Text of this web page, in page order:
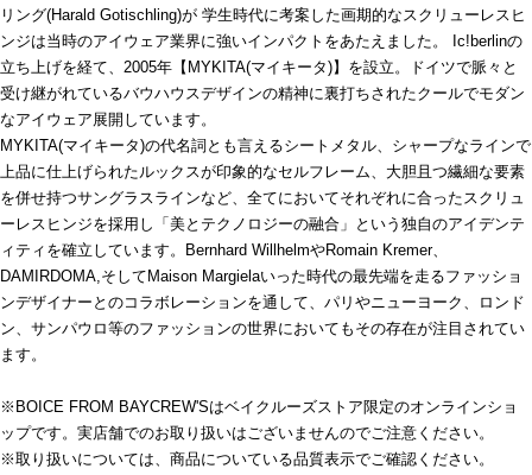
リング(Harald Gotischling)が 学生時代に考案した画期的なスクリューレスヒ
ンジは当時のアイウェア業界に強いインパクトをあたえました。 Ic!berlinの
立ち上げを経て、2005年【MYKITA(マイキータ)】を設立。ドイツで脈々と
受け継がれているバウハウスデザインの精神に裏打ちされたクールでモダン
なアイウェア展開しています。
MYKITA(マイキータ)の代名詞とも言えるシートメタル、シャープなラインで
上品に仕上げられたルックスが印象的なセルフレーム、大胆且つ繊細な要素
を併せ持つサングラスラインなど、全てにおいてそれぞれに合ったスクリュ
ーレスヒンジを採用し「美とテクノロジーの融合」という独自のアイデンテ
ィティを確立しています。Bernhard WillhelmやRomain Kremer、
DAMIRDOMA,そしてMaison Margielaいった時代の最先端を走るファッショ
ンデザイナーとのコラボレーションを通して、パリやニューヨーク、ロンド
ン、サンパウロ等のファッションの世界においてもその存在が注目されてい
ます。
※BOICE FROM BAYCREW'Sはベイクルーズストア限定のオンラインショ
ップです。実店舗でのお取り扱いはございませんのでご注意ください。
※取り扱いについては、商品についている品質表示でご確認ください。